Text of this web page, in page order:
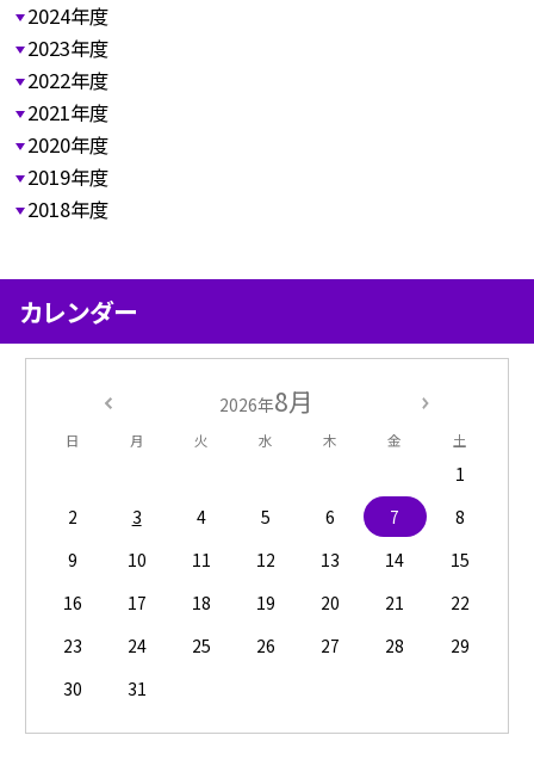
2024年度
2023年度
2022年度
2021年度
2020年度
2019年度
2018年度
カレンダー
2026年8月
日 月 火 水 木 金 土
1
2
3 4 5 6 7
8
9
10 11 12 13 14
15
16
17 18 19 20 21
22
23
24 25 26 27 28
29
30
31